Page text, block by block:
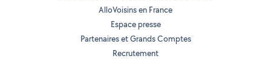
AlloVoisins en France
Espace presse
Partenaires et Grands Comptes
Recrutement